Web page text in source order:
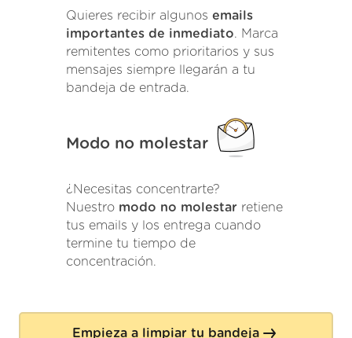
Quieres recibir algunos emails
importantes de inmediato. Marca
remitentes como prioritarios y sus
mensajes siempre llegarán a tu
bandeja de entrada.
Modo no molestar
¿Necesitas concentrarte?
Nuestro modo no molestar retiene
tus emails y los entrega cuando
termine tu tiempo de
concentración.
Empieza a limpiar tu bandeja